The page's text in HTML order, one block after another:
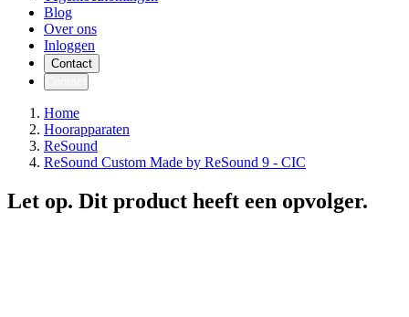
Blog
Over ons
Inloggen
Contact
Home
Hoorapparaten
ReSound
ReSound Custom Made by ReSound 9 - CIC
Let op. Dit product heeft een opvolger.